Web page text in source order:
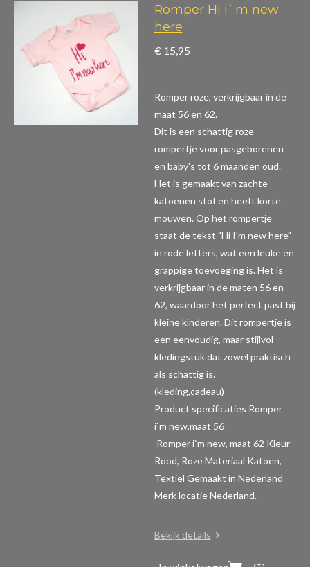
Romper Hi i`m new
here
€ 15,95
Romper roze, verkrijgbaar in de
maat 56 en 62.
Dit is een schattig roze
rompertje voor pasgeborenen
en baby's tot 6 maanden oud.
Het is gemaakt van zachte
katoenen stof en heeft korte
mouwen. Op het rompertje
staat de tekst "Hi I'm new here"
in rode letters, wat een leuke en
grappige toevoeging is. Het is
verkrijgbaar in de maten 56 en
62, waardoor het perfect past bij
kleine kinderen. Dit rompertje is
een eenvoudig, maar stijlvol
kledingstuk dat zowel praktisch
als schattig is.
(kleding,cadeau)
Product specificaties Romper
i`m new,maat 56
Romper i`m new, maat 62 Kleur
Rood, Roze Materiaal Katoen,
Textiel Gemaakt in Nederland
Merk locatie Nederland.
Bekijk details